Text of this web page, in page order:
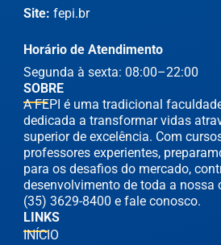
SOBRE
A FEPI é uma tradicional
dedicada a transformar vidas
superior de excelência. Com
professores experientes,
para os desafios do mercado,
desenvolvimento de toda a nossa
(35) 3629-8400 e fale conosco.
LINKS
INÍCIO
Site: fepi.br
Horário de Atendimento
Segunda à sexta: 08:00–22:00